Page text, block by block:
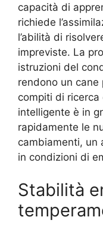
capacità di
richiede
l’abilità di
impreviste. La
istruzioni del
rendono un
compiti di ricerca
intelligente è in
rapidamente le
cambiamenti, un
in condizioni di
Stabilità